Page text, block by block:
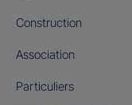
Construction
Association
Particuliers